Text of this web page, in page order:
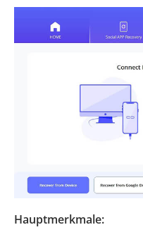
Hauptmerkmale: